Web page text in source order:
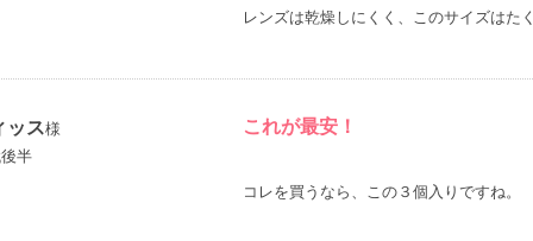
レンズは乾燥しにくく、このサイズはた
ッス様
半
これが最安！
コレを買うなら、この３個入りですね。